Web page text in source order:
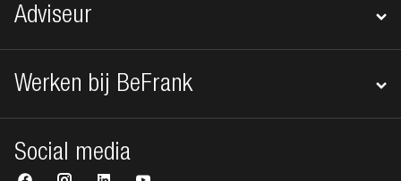
Adviseur
Werken bij BeFrank
Social media